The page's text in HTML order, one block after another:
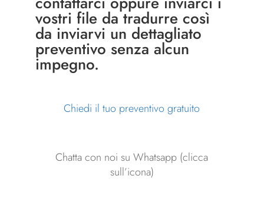
vostri file da tradurre così
da inviarvi un dettagliato
preventivo senza alcun
impegno.
Chiedi il tuo preventivo gratuito
Chatta con noi su Whatsapp (clicca
sull’icona)